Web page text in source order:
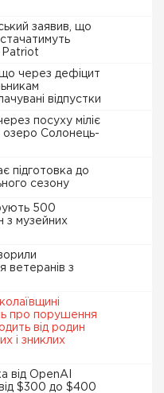
заявив, що
Patriot
через дефіцит
відпустки
посуху міліє
озеро Солонець-
підготовка до
сезону
500
з музейних
ветеранів з
про порушення
від родин
і зниклих
від OpenAI
$300 до $400